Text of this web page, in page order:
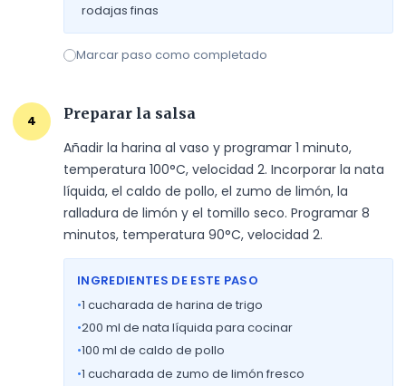
rodajas finas
Marcar paso como completado
4
Preparar la salsa
Añadir la harina al vaso y programar 1 minuto,
temperatura 100°C, velocidad 2. Incorporar la nata
líquida, el caldo de pollo, el zumo de limón, la
ralladura de limón y el tomillo seco. Programar 8
minutos, temperatura 90°C, velocidad 2.
INGREDIENTES DE ESTE PASO
•1 cucharada de harina de trigo
•200 ml de nata líquida para cocinar
•100 ml de caldo de pollo
•1 cucharada de zumo de limón fresco